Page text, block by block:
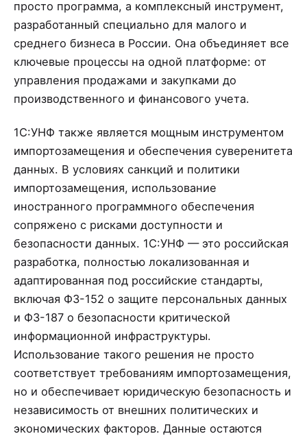
просто программа, а комплексный инструмент,
разработанный специально для малого и
среднего бизнеса в России. Она объединяет все
ключевые процессы на одной платформе: от
управления продажами и закупками до
производственного и финансового учета.
1С:УНФ также является мощным инструментом
импортозамещения и обеспечения суверенитета
данных. В условиях санкций и политики
импортозамещения, использование
иностранного программного обеспечения
сопряжено с рисками доступности и
безопасности данных. 1С:УНФ — это российская
разработка, полностью локализованная и
адаптированная под российские стандарты,
включая ФЗ-152 о защите персональных данных
и ФЗ-187 о безопасности критической
информационной инфраструктуры.
Использование такого решения не просто
соответствует требованиям импортозамещения,
но и обеспечивает юридическую безопасность и
независимость от внешних политических и
экономических факторов. Данные остаются